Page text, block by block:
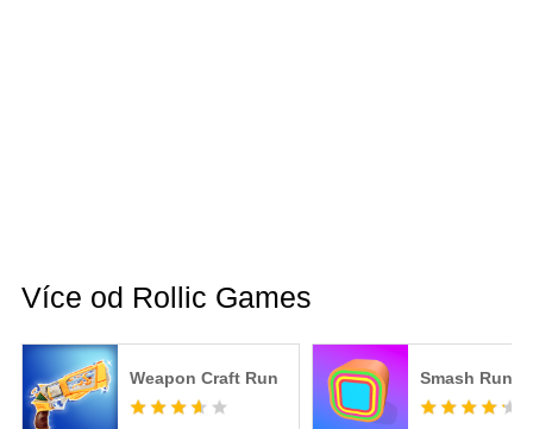
Více od Rollic Games
Weapon Craft Run Smash